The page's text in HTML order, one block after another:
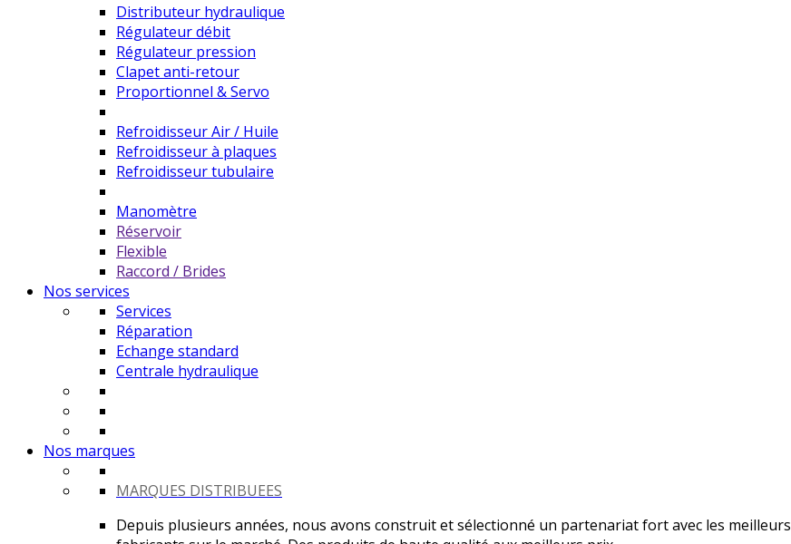
Distributeur hydraulique
Régulateur débit
Régulateur pression
Clapet anti-retour
Proportionnel & Servo
Refroidisseur Air / Huile
Refroidisseur à plaques
Refroidisseur tubulaire
Manomètre
Réservoir
Flexible
Raccord / Brides
Nos services
Services
Réparation
Echange standard
Centrale hydraulique
Nos marques
MARQUES DISTRIBUEES
Depuis plusieurs années, nous avons construit et sélectionné un partenariat fort avec les meilleurs